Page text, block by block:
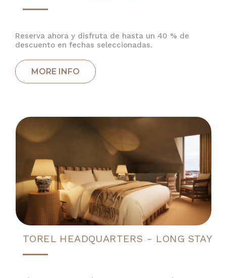
Reserva ahora y disfruta de hasta un 40 % de
descuento en fechas seleccionadas.
TOREL HEADQUARTERS - LONG STAY